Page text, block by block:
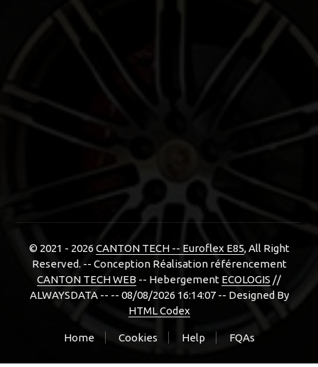
© 2021 - 2026CANTON TECH -- Euroflex E85, All Right
Reserved. -- Conception Réalisation référencement
CANTON TECH WEB -- Hebergement ECOLOGIS //
ALWAYSDATA -- -- 08/08/2026 16:14:07 -- Designed By
HTML Codex
Home Cookies Help FQAs